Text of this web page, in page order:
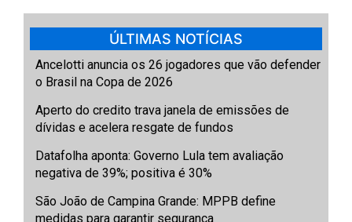
ÚLTIMAS NOTÍCIAS
Ancelotti anuncia os 26 jogadores que vão defender
o Brasil na Copa de 2026
Aperto do credito trava janela de emissões de
dívidas e acelera resgate de fundos
Datafolha aponta: Governo Lula tem avaliação
negativa de 39%; positiva é 30%
São João de Campina Grande: MPPB define
medidas para garantir segurança